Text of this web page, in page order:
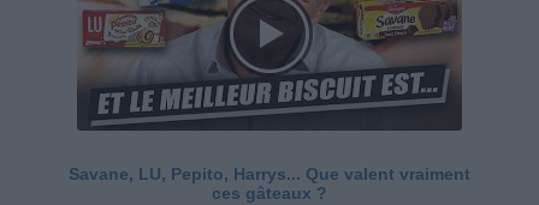
Savane, LU, Pepito, Harrys... Que valent vraiment
ces gâteaux ?